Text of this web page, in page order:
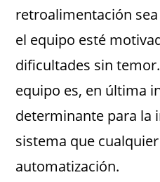
retroalimentación
el equipo esté
dificultades sin
equipo es, en última
determinante para la
sistema que
automatización.